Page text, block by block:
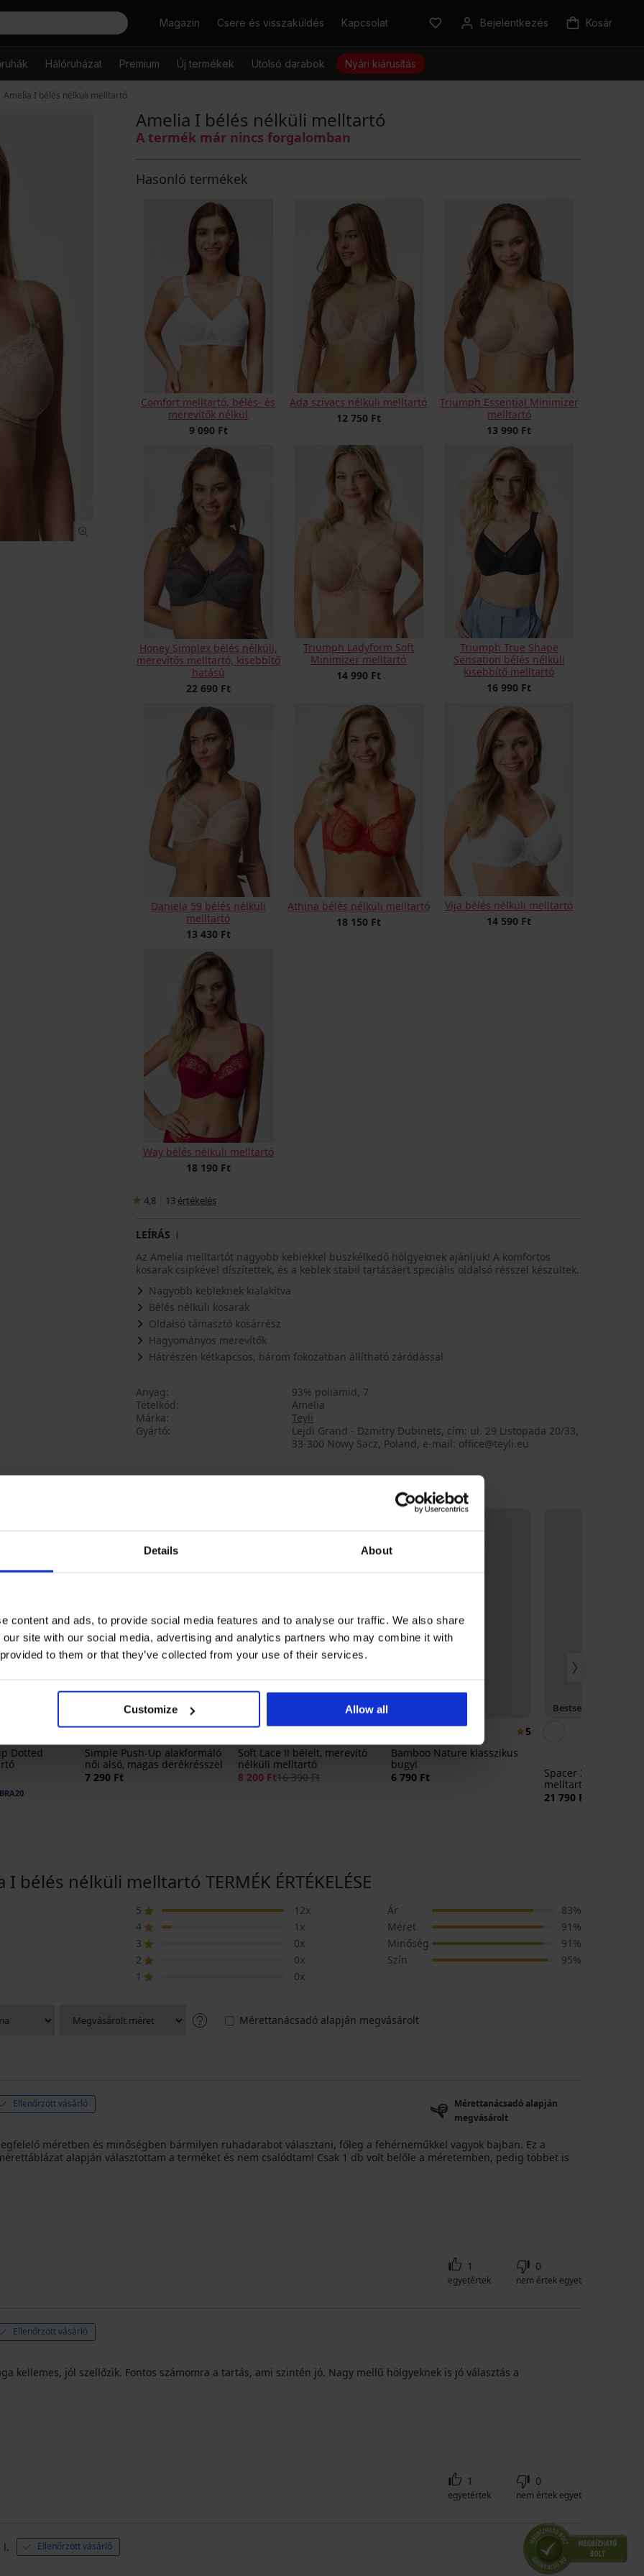
Details About
content and ads, to provide social media features and to analyse our traffic. We also share
site with our social media, advertising and analytics partners who may combine it with
to them or that they’ve collected from your use of their services.
Customize Allow all
KeresésMagazin Csere és visszaküldés Kapcsolat Bejelentkezés Kosár
Hálóruházat Premium Új termékek Utolsó darabok Nyári kiárusítás
Amelia I bélés nélküli melltartó
Amelia I bélés nélküli melltartó
A termék már nincs forgalomban
Hasonló termékek
Comfort melltartó, bélés- és
merevítők nélkül
9 090 Ft
Ada szivacs nélküli melltartó
12 750 Ft
Triumph Essential Minimizer
melltartó
13 990 Ft
Honey Simplex bélés nélküli,
merevítős melltartó, kisebbítő
hatású
22 690 Ft
Triumph Ladyform Soft
Minimizer melltartó
14 990 Ft
Triumph True Shape
Sensation bélés nélküli
kisebbítő melltartó
16 990 Ft
Daniela 59 bélés nélküli
melltartó
13 430 Ft
Athina bélés nélküli melltartó
18 150 Ft
Vija bélés nélküli melltartó
14 590 Ft
Way bélés nélküli melltartó
18 190 Ft
4,8 13 értékelés
LEÍRÁS
Az Amelia melltartót nagyobb keblekkel büszkélkedő hölgyeknek ajánljuk! A komfortos
kosarak csipkével díszítettek, és a keblek stabil tartásáért speciális oldalsó résszel készültek.
Nagyobb kebleknek kialakítva
Bélés nélküli kosarak
Oldalsó támasztó kosárrész
Hagyományos merevítők
Hátrészen kétkapcsos, három fokozatban állítható záródással
Anyag
93% poliamid, 7
Tételkód
Amelia
Márka
Teyli
Gyártó
Lejdi Grand - Dzmitry Dubinets, cím: ul. 29 Listopada 20/33,
33-300 Nowy Sacz, Poland, e-mail: office@teyli.eu
5
Dotted
BRA20
3+1 INGYEN
Bestseller
5
Simple Push-Up alakformáló
női alsó, magas derékrésszel
7 290 Ft
5
Soft Lace II bélelt, merevítő
nélküli melltartó
8 200 Ft16 390 Ft
5
Bamboo Nature klasszikus
bugyi
6 790 Ft
Bestseller
Spacer 3D Lady
melltartó
21 790 Ft
I bélés nélküli melltartó TERMÉK ÉRTÉKELÉSE
5
12x
4
1x
3
0x
2
0x
1
0x
Ár
83%
Méret
91%
Minőség
91%
Szín
95%
Mérettanácsadó alapján megvásárolt
Ellenőrzött vásárló
Mérettanácsadó alapján
megvásárolt
méretben és minőségben bármilyen ruhadarabot választani, főleg a fehérneműkkel vagyok bajban. Ez a
alapján választottam a terméket és nem csalódtam! Csak 1 db volt belőle a méretemben, pedig többet is
1
egyetértek
0
nem értek egyet
Ellenőrzött vásárló
kellemes, jól szellőzik. Fontos számomra a tartás, ami szintén jó. Nagy mellű hölgyeknek is jó választás a
1
egyetértek
0
nem értek egyet
l. Ellenőrzött vásárló